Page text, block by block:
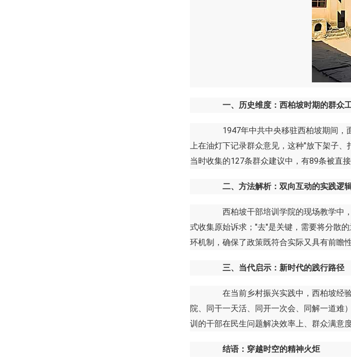
一、历史维度：西柏坡时期的群众
1947年中共中央移驻西柏坡期间，面
上在油灯下记录群众意见，这种"放下架子
当时收集的127条群众建议中，有89条被直接
二、方法解析：双向互动的实践逻
西柏坡干部培训学院的现场教学中，
式收集原始诉求；"去"是关键，需要将分散
环机制，确保了政策既符合实际又具有前瞻性
三、当代启示：新时代的践行路径
在当前乡村振兴实践中，西柏坡经验
院、同干一天活、同开一次会、同解一道难
训的干部在民生问题解决效率上、群众满意
结语：穿越时空的精神火炬